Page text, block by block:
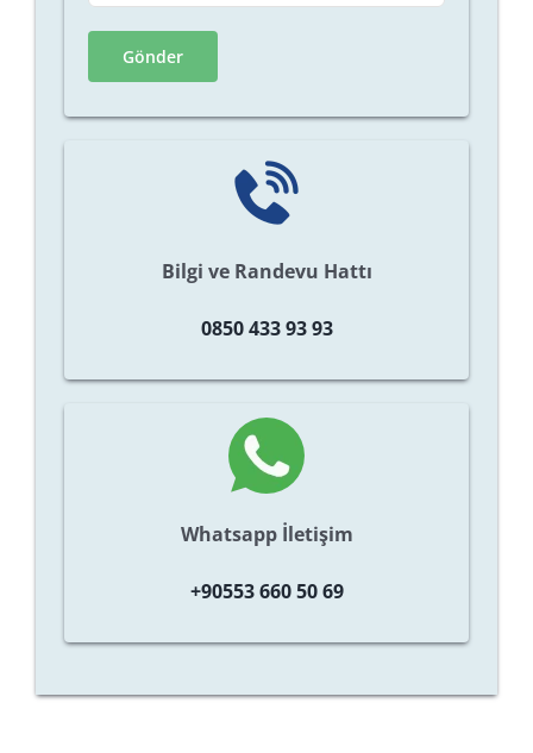
Bilgi ve Randevu Hattı
0850 433 93 93
Whatsapp İletişim
+90553 660 50 69